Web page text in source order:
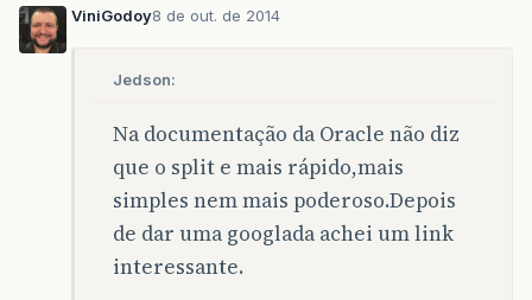
ViniGodoy8 de out. de 2014
Jedson:
Na documentação da Oracle não diz
que o split e mais rápido,mais
simples nem mais poderoso.Depois
de dar uma googlada achei um link
interessante.